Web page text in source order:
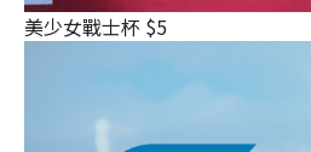
美少女戰士杯 $5